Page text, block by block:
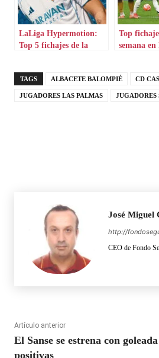
LaLiga Hypermotion:
Top 5 fichajes de la
Top
semana
TAGS ALBACETE BALOMPIÉ CD
JUGADORES LAS PALMAS JUGADORES
José Miguel
http://
CEO de Fondo
Artículo anterior
El Sanse se estrena con
positivas